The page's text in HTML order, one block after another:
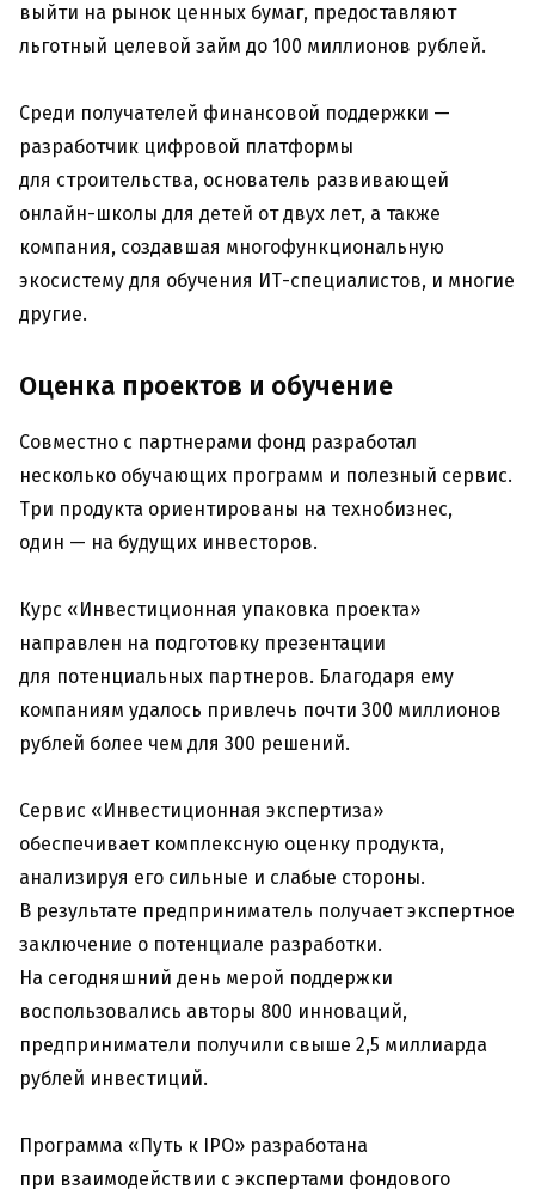
выйти на рынок ценных бумаг, предоставляют
льготный целевой займ до 100 миллионов рублей.
Среди получателей финансовой поддержки —
разработчик цифровой платформы
для строительства, основатель развивающей
онлайн-школы для детей от двух лет, а также
компания, создавшая многофункциональную
экосистему для обучения ИТ-специалистов, и многие
другие.
Оценка проектов и обучение
Совместно с партнерами фонд разработал
несколько обучающих программ и полезный сервис.
Три продукта ориентированы на технобизнес,
один — на будущих инвесторов.
Курс «Инвестиционная упаковка проекта»
направлен на подготовку презентации
для потенциальных партнеров. Благодаря ему
компаниям удалось привлечь почти 300 миллионов
рублей более чем для 300 решений.
Сервис «Инвестиционная экспертиза»
обеспечивает комплексную оценку продукта,
анализируя его сильные и слабые стороны.
В результате предприниматель получает экспертное
заключение о потенциале разработки.
На сегодняшний день мерой поддержки
воспользовались авторы 800 инноваций,
предприниматели получили свыше 2,5 миллиарда
рублей инвестиций.
Программа «Путь к IPO» разработана
при взаимодействии с экспертами фондового